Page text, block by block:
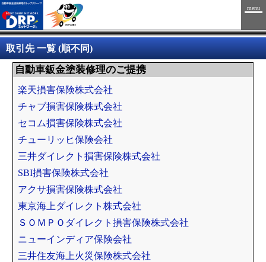
menu
取引先 一覧 (順不同)
自動車鈑金塗装修理のご提携
楽天損害保険株式会社
チャブ損害保険株式会社
セコム損害保険株式会社
チューリッヒ保険会社
三井ダイレクト損害保険株式会社
SBI損害保険株式会社
アクサ損害保険株式会社
東京海上ダイレクト株式会社
ＳＯＭＰＯダイレクト損害保険株式会社
ニューインディア保険会社
三井住友海上火災保険株式会社